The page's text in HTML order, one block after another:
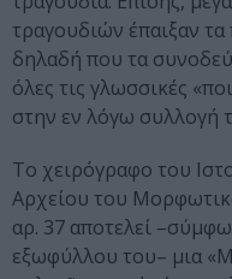
τραγουδιών έπαιξαν τα
δηλαδή που τα
όλες τις γλωσσικές
στην εν λόγω συλλογή
Το χειρόγραφο του
Αρχείου του
αρ. 37 αποτελεί
εξωφύλλου του– μια